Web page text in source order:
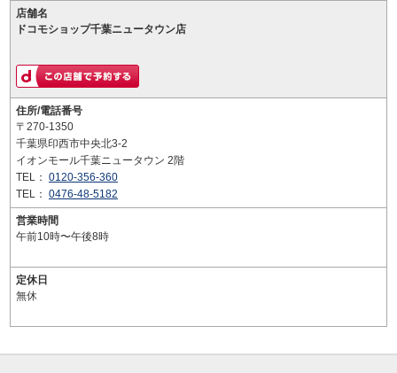
店舗名
ドコモショップ千葉ニュータウン店
住所/電話番号
〒270-1350
千葉県印西市中央北3-2
イオンモール千葉ニュータウン 2階
TEL： 0120-356-360
TEL： 0476-48-5182
営業時間
午前10時〜午後8時
定休日
無休